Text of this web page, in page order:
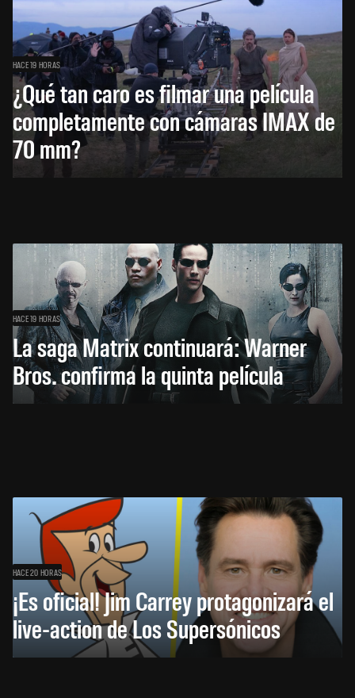
HACE 19 HORAS
¿Qué tan caro es filmar una película
completamente con cámaras IMAX de
70 mm?
HACE 19 HORAS
La saga Matrix continuará: Warner
Bros. confirma la quinta película
HACE 20 HORAS
¡Es oficial! Jim Carrey protagonizará el
live-action de Los Supersónicos